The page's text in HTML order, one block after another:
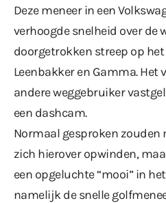
Deze meneer in een
verhoogde snelheid over de
doorgetrokken streep op
Leenbakker en Gamma. Het
andere weggebruiker
een dashcam.
Normaal gesproken zouden
zich hierover opwinden,
een opgeluchte “mooi” in
namelijk de snelle